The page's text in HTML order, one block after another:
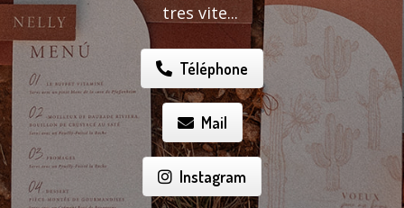
tres vite...
Téléphone
Mail
Instagram